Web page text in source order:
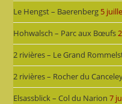
Le Hengst – Baerenberg 5
Hohwalsch – Parc aux Bœufs
2 rivières – Le Grand
2 rivières – Rocher du
Elsassblick – Col du Narion 7